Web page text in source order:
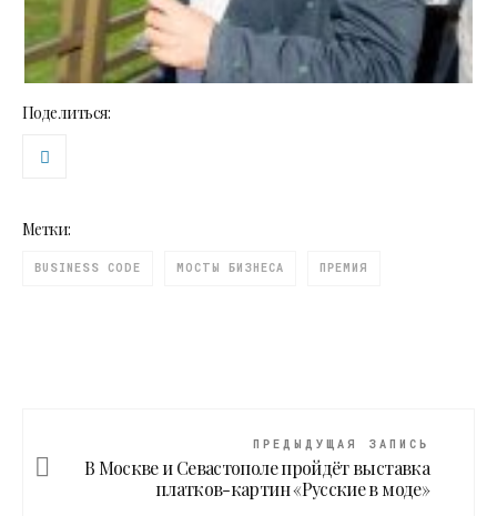
Поделиться:
Метки:
BUSINESS CODE МОСТЫ БИЗНЕСА ПРЕМИЯ
ПРЕДЫДУЩАЯ ЗАПИСЬ
В Москве и Севастополе пройдёт выставка
платков-картин «Русские в моде»